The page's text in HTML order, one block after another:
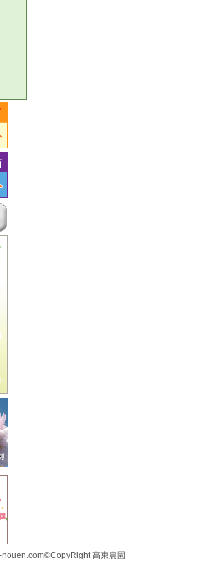
nouen.com©CopyRight 高東農園